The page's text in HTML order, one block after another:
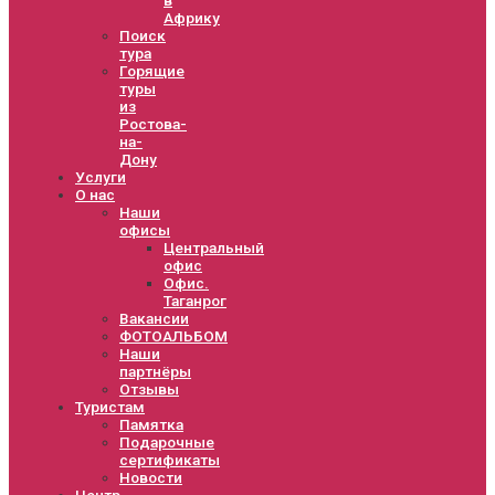
Африку
Поиск
тура
Горящие
туры
из
Ростова-
на-
Дону
Услуги
О нас
Наши
офисы
Центральный
офис
Офис.
Таганрог
Вакансии
ФОТОАЛЬБОМ
Наши
партнёры
Отзывы
Туристам
Памятка
Подарочные
сертификаты
Новости